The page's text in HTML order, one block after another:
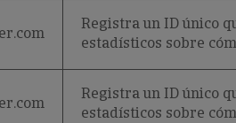
Registra un ID único
estadísticos sobre
Registra un ID único
estadísticos sobre